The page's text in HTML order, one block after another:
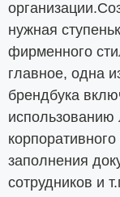
нужная
фирменного
главное, одна
брендбука
заполнения
сотрудников и